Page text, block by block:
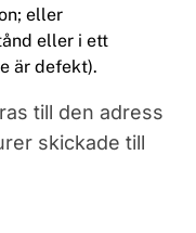
eller
eller i ett
är defekt).
till den adress
skickade till